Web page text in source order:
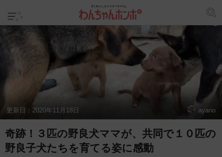
更新日： 2020年11月18日 ayano
奇跡！３匹の野良犬ママが、共同で１０匹の
野良子犬たちを育てる姿に感動